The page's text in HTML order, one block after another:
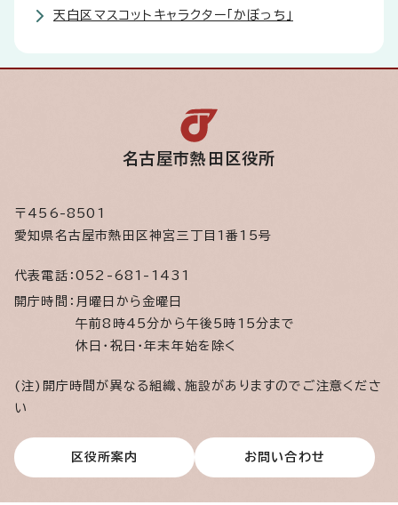
天白区マスコットキャラクター「かぼっち」
名古屋市熱田区役所
〒456-8501
愛知県名古屋市熱田区神宮三丁目1番15号
代表電話： 052-681-1431
開庁時間： 月曜日から金曜日
午前8時45分から午後5時15分まで
休日・祝日・年末年始を除く
(注)開庁時間が異なる組織、施設がありますのでご注意くださ
い
区役所案内 お問い合わせ